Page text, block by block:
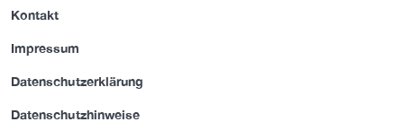
Kontakt
Impressum
Datenschutzerklärung
Datenschutzhinweise